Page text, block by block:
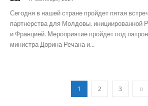
Сегодня в нашей стране пройдет пятая
партнерства для Молдовы, инициированной
и Францией. Мероприятие пройдет под
министра Дорина Речана и...
1 2 3